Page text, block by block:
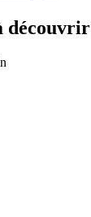
découvrir